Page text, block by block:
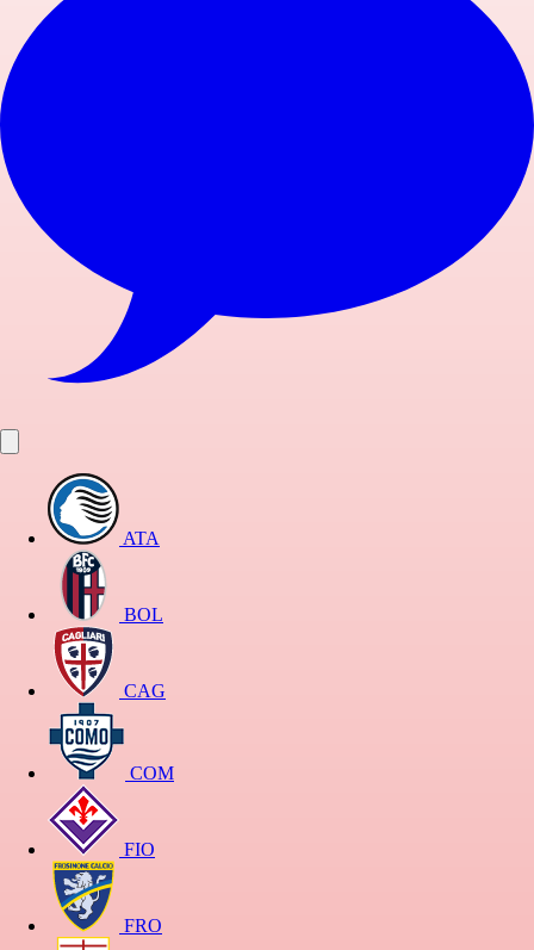
ATA
BOL
CAG
COM
FIO
FRO